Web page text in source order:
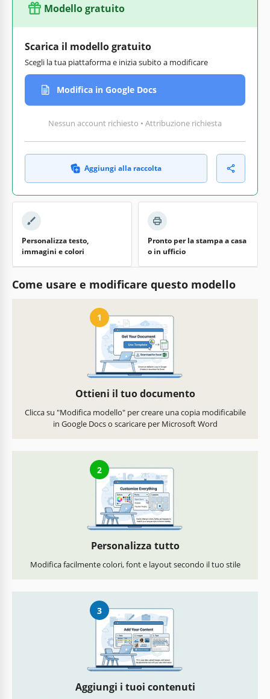
Modello gratuito
Scarica il modello gratuito
Scegli la tua piattaforma e inizia subito a modificare
Modifica in Google Docs
Nessun account richiesto • Attribuzione richiesta
Aggiungi alla raccolta
Personalizza testo,
immagini e colori
Pronto per la stampa a casa
o in ufficio
Come usare e modificare questo modello
1
Ottieni il tuo documento
Clicca su "Modifica modello" per creare una copia modificabile
in Google Docs o scaricare per Microsoft Word
2
Personalizza tutto
Modifica facilmente colori, font e layout secondo il tuo stile
3
Aggiungi i tuoi contenuti